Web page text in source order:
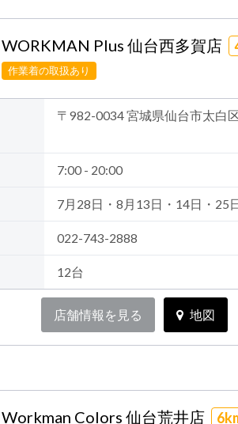
WORKMAN Plus 仙台西多賀店
作業着の取扱あり
〒982-0034 宮城県仙台市太白
7:00 - 20:00
7月28日・8月13日・14日・25
022-743-2888
12台
店舗情報を見る 地図
Workman Colors 仙台荒井店